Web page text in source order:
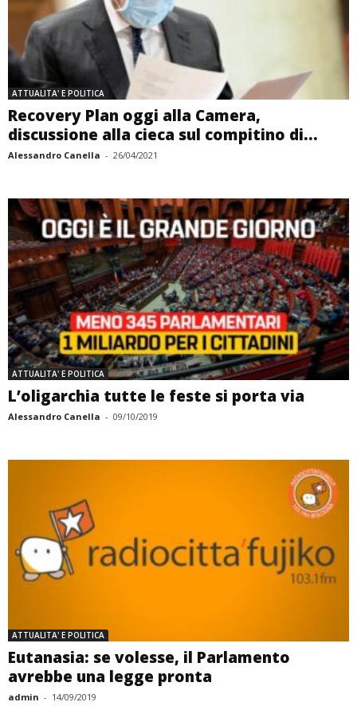
ATTUALITA' E POLITICA
Recovery Plan oggi alla Camera,
discussione alla cieca sul compitino di...
Alessandro Canella - 26/04/2021
ATTUALITA' E POLITICA
L’oligarchia tutte le feste si porta via
Alessandro Canella - 09/10/2019
ATTUALITA' E POLITICA
Eutanasia: se volesse, il Parlamento
avrebbe una legge pronta
admin - 14/09/2019